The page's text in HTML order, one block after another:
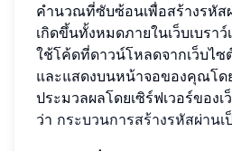
คำนวณที่ซับซ้อนเพื่อสร้างรหั
เกิดขึ้นทั้งหมดภายในเว็บเบรา
ใช้โค้ดที่ดาวน์โหลดจากเว็บไซ
และแสดงบนหน้าจอของคุณโด
ประมวลผลโดยเซิร์ฟเวอร์ของ
ว่า กระบวนการสร้างรหัสผ่านเ